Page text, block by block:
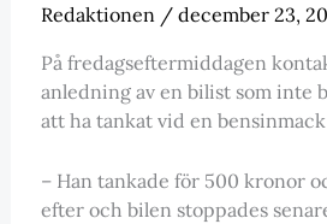
Redaktionen / december 23,
På fredagseftermiddagen
anledning av en bilist som inte
att ha tankat vid en
– Han tankade för 500 kronor
efter och bilen stoppades